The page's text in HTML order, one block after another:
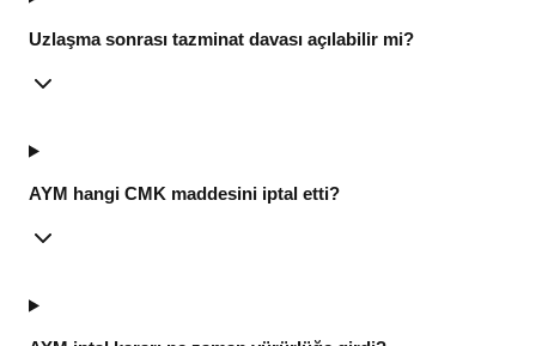
Uzlaşma sonrası tazminat davası açılabilir mi?
AYM hangi CMK maddesini iptal etti?